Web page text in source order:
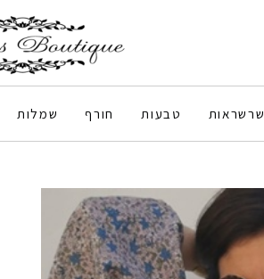
שרשראות טבעות חורף שמלות